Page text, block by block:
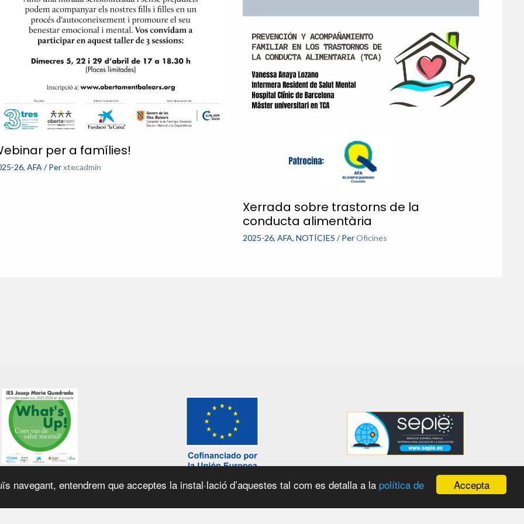
Accepta
navegant, entendrem que acceptes la instal·lació d’aquestes tal com es detalla a la política de
per a famílies!
26, AFA / Perxtecadmin
Xerrada sobre trastorns de la
conducta alimentària
2025-26,AFA,NOTÍCIES / Per Oficines
web|Política de galetes|© 2026 Generalitat de Catalunya |Fet amb elWordPress